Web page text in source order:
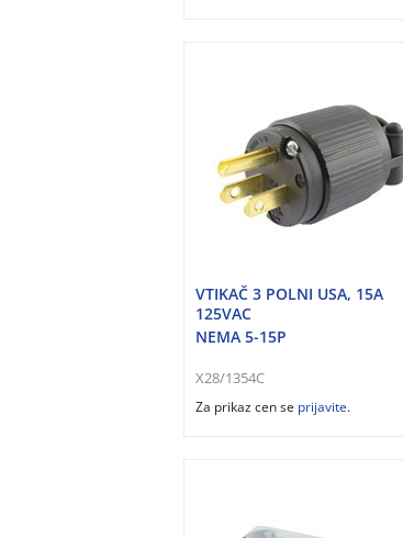
VTIKAČ 3 POLNI USA, 15A
125VAC
NEMA 5-15P
X28/1354C
Za prikaz cen se prijavite.